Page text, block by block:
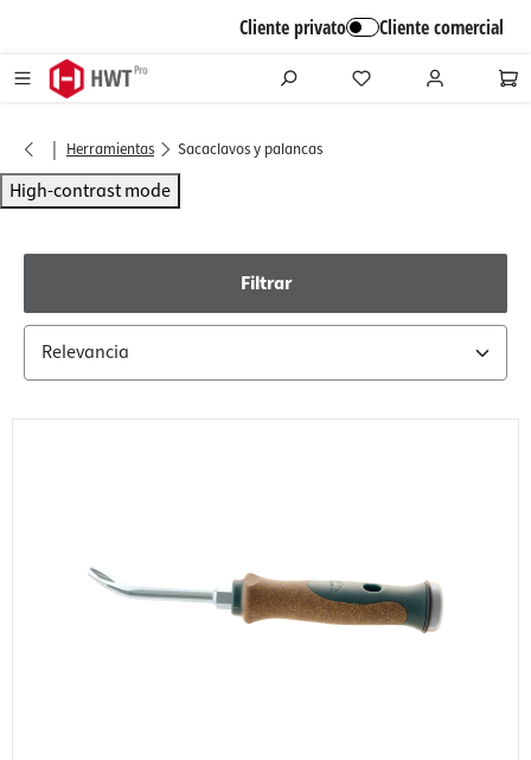
Cliente privato Cliente comercial
| Herramientas Sacaclavos y palancas
High-contrast mode
Filtrar